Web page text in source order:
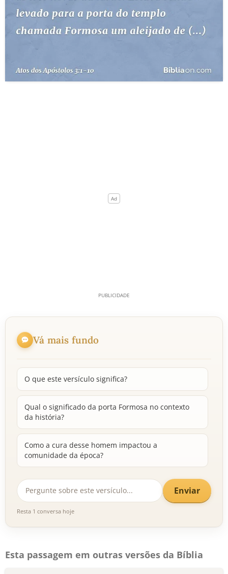
Vá mais fundo
O que este versículo significa?
Qual o significado da porta Formosa no contexto
da história?
Como a cura desse homem impactou a
comunidade da época?
Enviar
Resta 1 conversa hoje
Esta passagem em outras versões da Bíblia